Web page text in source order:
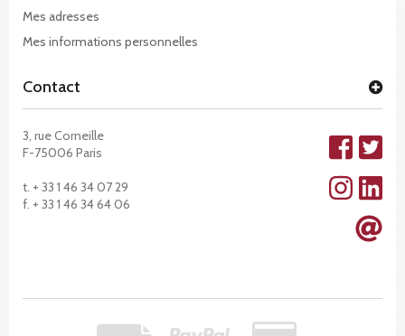
Mes adresses
Mes informations personnelles
Contact
3, rue Corneille
F-75006 Paris
t. + 33 1 46 34 07 29
f. + 33 1 46 34 64 06